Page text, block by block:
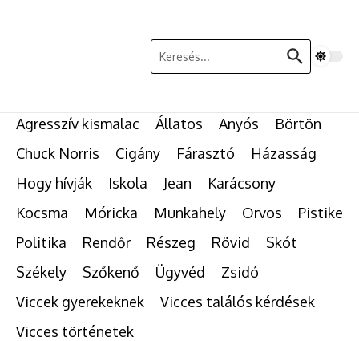
Keresés:
Agresszív kismalac Állatos Anyós
Börtön
Chuck Norris
Cigány Fárasztó
Házasság
Hogy hívják
Iskola Jean
Karácsony
Kocsma
Móricka Munkahely Orvos
Pistike
Politika
Rendőr Részeg Rövid
Skót
Székely
Szőkenő Ügyvéd
Zsidó
Viccek gyerekeknek
Vicces találós kérdések
Vicces történetek